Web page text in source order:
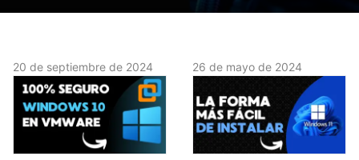
20 de septiembre de 2024 26 de mayo de 2024